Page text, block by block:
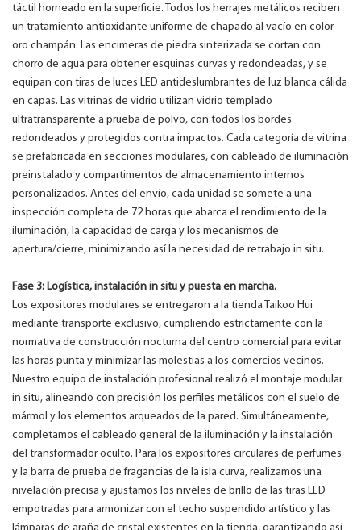
táctil horneado en la superficie. Todos los herrajes metálicos reciben
un tratamiento antioxidante uniforme de chapado al vacío en color
oro champán. Las encimeras de piedra sinterizada se cortan con
chorro de agua para obtener esquinas curvas y redondeadas, y se
equipan con tiras de luces LED antideslumbrantes de luz blanca cálida
en capas. Las vitrinas de vidrio utilizan vidrio templado
ultratransparente a prueba de polvo, con todos los bordes
redondeados y protegidos contra impactos. Cada categoría de vitrina
se prefabricada en secciones modulares, con cableado de iluminación
preinstalado y compartimentos de almacenamiento internos
personalizados. Antes del envío, cada unidad se somete a una
inspección completa de 72 horas que abarca el rendimiento de la
iluminación, la capacidad de carga y los mecanismos de
apertura/cierre, minimizando así la necesidad de retrabajo in situ.
Fase 3: Logística, instalación in situ y puesta en marcha.
Los expositores modulares se entregaron a la tienda Taikoo Hui
mediante transporte exclusivo, cumpliendo estrictamente con la
normativa de construcción nocturna del centro comercial para evitar
las horas punta y minimizar las molestias a los comercios vecinos.
Nuestro equipo de instalación profesional realizó el montaje modular
in situ, alineando con precisión los perfiles metálicos con el suelo de
mármol y los elementos arqueados de la pared. Simultáneamente,
completamos el cableado general de la iluminación y la instalación
del transformador oculto. Para los expositores circulares de perfumes
y la barra de prueba de fragancias de la isla curva, realizamos una
nivelación precisa y ajustamos los niveles de brillo de las tiras LED
empotradas para armonizar con el techo suspendido artístico y las